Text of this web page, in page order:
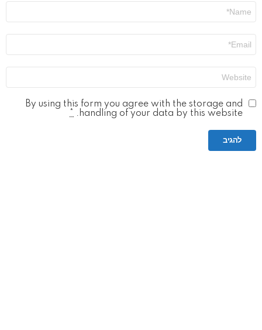
By using this form you agree with the storage and
handling of your data by this website.